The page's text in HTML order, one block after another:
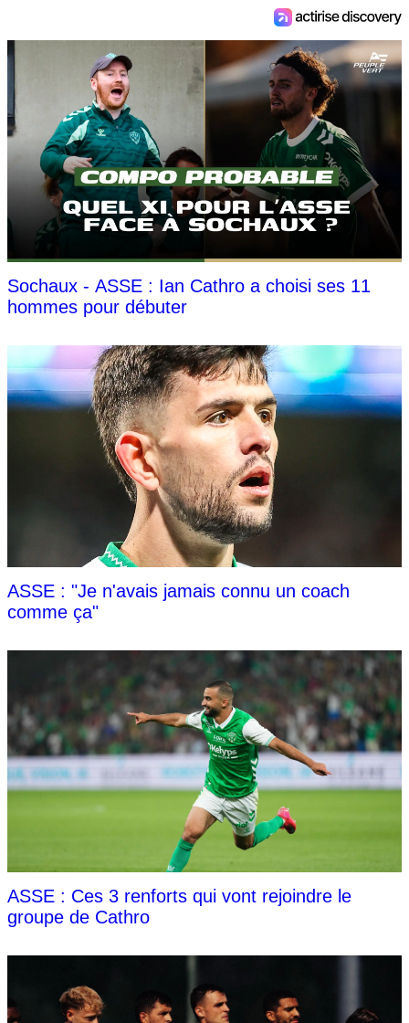
Sochaux - ASSE : Ian Cathro a choisi ses 11
hommes pour débuter
ASSE : "Je n'avais jamais connu un coach
comme ça"
ASSE : Ces 3 renforts qui vont rejoindre le
groupe de Cathro